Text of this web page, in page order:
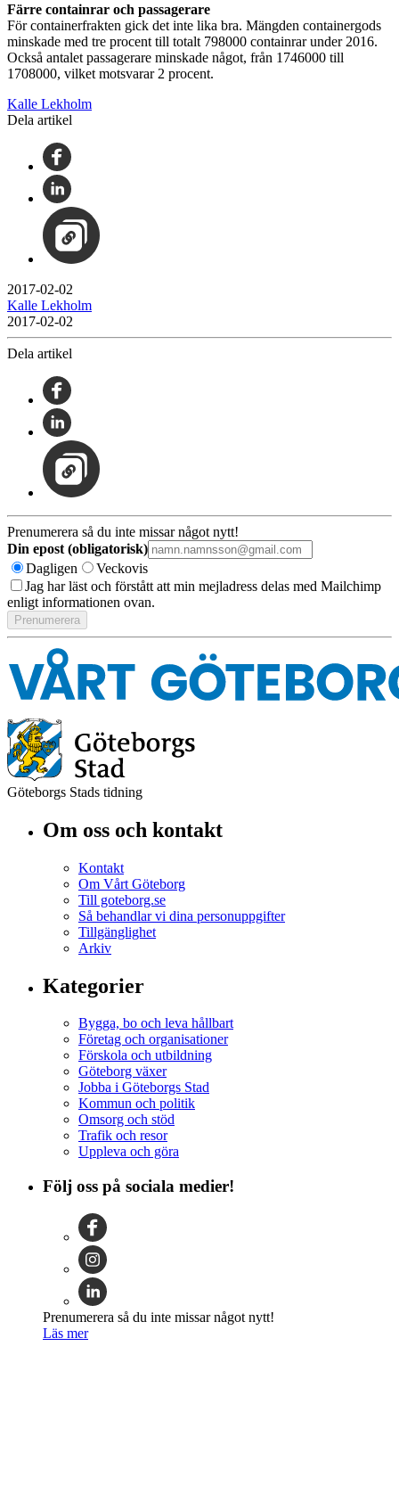
Färre containrar och passagerare
För containerfrakten gick det inte lika bra. Mängden containergods
minskade med tre procent till totalt 798000 containrar under 2016.
Också antalet passagerare minskade något, från 1746000 till
1708000, vilket motsvarar 2 procent.
Kalle Lekholm
Dela artikel
2017-02-02
Kalle Lekholm
2017-02-02
Dela artikel
Prenumerera så du inte missar något nytt!
Din epost (obligatorisk)
Dagligen
Veckovis
Jag har läst och förstått att min mejladress delas med Mailchimp
enligt informationen ovan.
Göteborgs Stads tidning
Om oss och kontakt
Kontakt
Om Vårt Göteborg
Till goteborg.se
Så behandlar vi dina personuppgifter
Tillgänglighet
Arkiv
Kategorier
Bygga, bo och leva hållbart
Företag och organisationer
Förskola och utbildning
Göteborg växer
Jobba i Göteborgs Stad
Kommun och politik
Omsorg och stöd
Trafik och resor
Uppleva och göra
Följ oss på sociala medier!
Prenumerera så du inte missar något nytt!
Läs mer